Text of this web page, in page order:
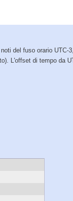
del fuso orario UTC-
L'offset di tempo da